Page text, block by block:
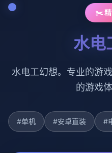
✂️ 精
水电
水电工幻想。专业的游
的游戏体
#单机 #安卓直装 #